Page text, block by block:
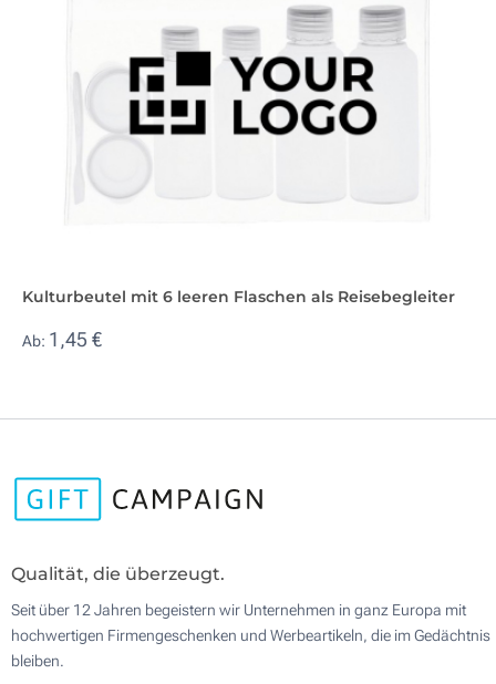
Kulturbeutel mit 6 leeren Flaschen als Reisebegleiter
Ab: 1,45 €
Qualität, die überzeugt.
Seit über 12 Jahren begeistern wir Unternehmen in ganz Europa mit
hochwertigen Firmengeschenken und Werbeartikeln, die im Gedächtnis
bleiben.